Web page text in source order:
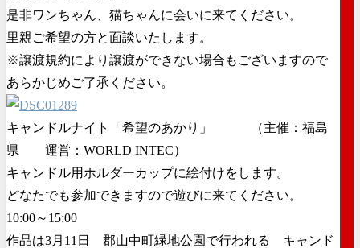
是非ワンちゃん、猫ちゃんに会いに来てください。
里親ご希望の方と面談いたします。
※譲渡規約により譲渡ができない場合もございますので
あらかじめご了承ください。
キャンドルナイト「希望のあかり」 （主催：福島
県 運営：WORLD INTEC）
キャンドル用ホルダーカップに絵付けをします。
どなたでも参加できますので遊びに来てください。
10:00～15:00
作品は3月11日 郡山中町緑地公園で行われる キャンド